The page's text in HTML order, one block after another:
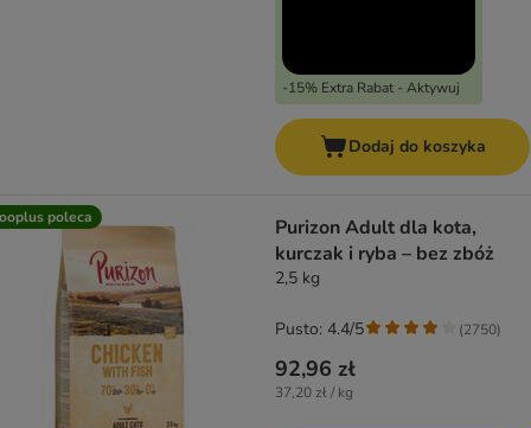
-15% Extra Rabat - Aktywuj
Dodaj do koszyka
poleca
Purizon Adult dla kota,
kurczak i ryba – bez zbóż
2,5 kg
92,96 zł
37,20 zł / kg
Pusto: 4.4/5 (2750)